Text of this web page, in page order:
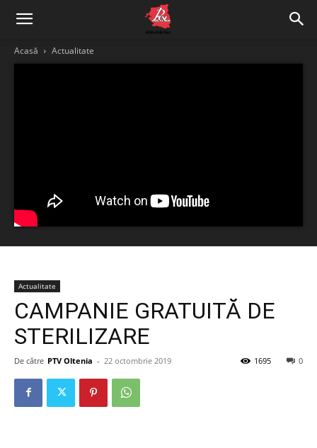
Acasă Actualitate
Actualitate
CAMPANIE GRATUITĂ DE
STERILIZARE
De către PTV Oltenia - 22 octombrie 2019 0
1695